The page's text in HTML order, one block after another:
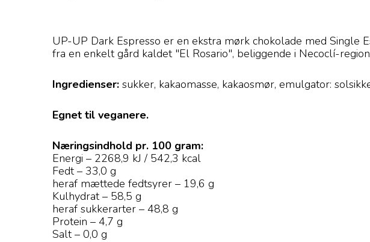
UP-UP Dark Espresso er en ekstra mørk chokolade med
fra en enkelt gård kaldet "El Rosario", beliggende i Necoclí-
Ingredienser: sukker, kakaomasse, kakaosmør, emulgator:
Egnet til veganere.
Næringsindhold pr. 100 gram:
Energi – 2268,9 kJ / 542,3 kcal
Fedt – 33,0 g
heraf mættede fedtsyrer – 19,6 g
Kulhydrat – 58,5 g
heraf sukkerarter – 48,8 g
Protein – 4,7 g
Salt – 0,0 g